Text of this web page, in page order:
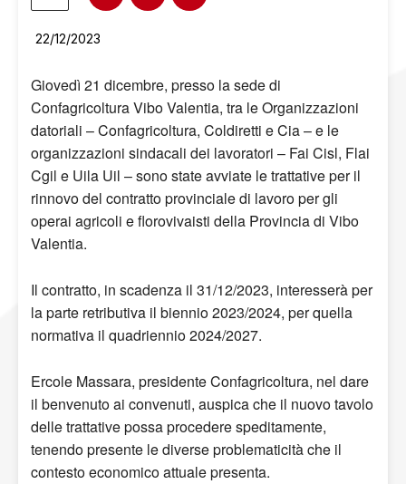
22/12/2023
Giovedì 21 dicembre, presso la sede di
Confagricoltura Vibo Valentia, tra le Organizzazioni
datoriali – Confagricoltura, Coldiretti e Cia – e le
organizzazioni sindacali dei lavoratori – Fai Cisl, Flai
Cgil e Uila Uil – sono state avviate le trattative per il
rinnovo del contratto provinciale di lavoro per gli
operai agricoli e florovivaisti della Provincia di Vibo
Valentia.
Il contratto, in scadenza il 31/12/2023, interesserà per
la parte retributiva il biennio 2023/2024, per quella
normativa il quadriennio 2024/2027.
Ercole Massara, presidente Confagricoltura, nel dare
il benvenuto ai convenuti, auspica che il nuovo tavolo
delle trattative possa procedere speditamente,
tenendo presente le diverse problematicità che il
contesto economico attuale presenta.